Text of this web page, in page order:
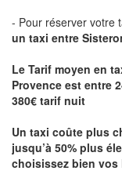
- Pour réserver votre
un taxi entre
Le Tarif moyen en
Provence est entre
380€ tarif nuit
Un taxi coûte plus
jusqu’à 50% plus
choisissez bien vos